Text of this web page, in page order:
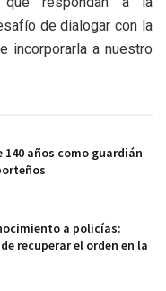
de dialogar con la
incorporarla a nuestro
140 años como guardián
a policías:
recuperar el orden en la